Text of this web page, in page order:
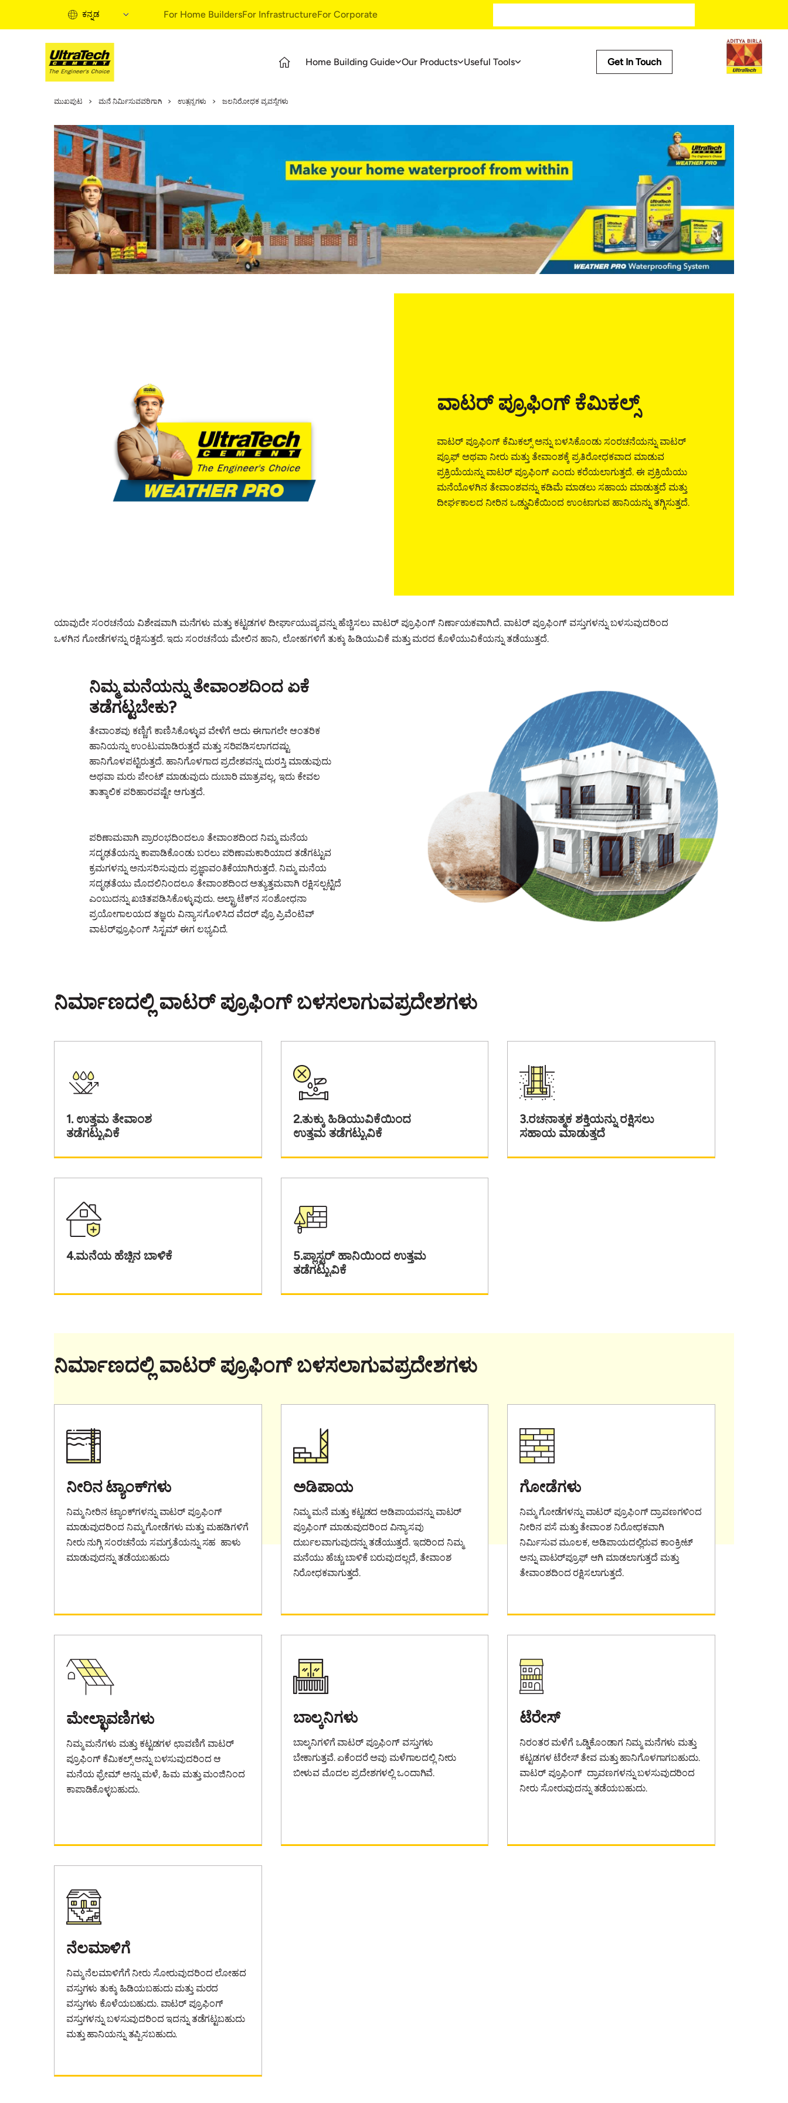
ಕನ್ನಡ For Home BuildersFor InfrastructureFor Corporate
Home Building Guide Our Products Useful Tools
Home Building Basics
Quick Guide
UltraTech Building Solutions
Birla Shakti
EMI Calculator
Get In Touch
ಮುಖಪುಟ ಮನೆ ನಿರ್ಮಿಸುವವರಿಗಾಗಿ ಉತ್ಪನ್ನಗಳು ಜಲನಿರೋಧಕ ವ್ಯವಸ್ಥೆಗಳು
ವಾಟರ್ ಪ್ರೂಫಿಂಗ್ ಕೆಮಿಕಲ್ಸ್
ವಾಟರ್ ಪ್ರೂಫಿಂಗ್ ಕೆಮಿಕಲ್ಸ್ ಅನ್ನು ಬಳಸಿಕೊಂಡು ಸಂರಚನೆಯನ್ನು ವಾಟರ್
ಪ್ರೂಫ್ ಅಥವಾ ನೀರು ಮತ್ತು ತೇವಾಂಶಕ್ಕೆ ಪ್ರತಿರೋಧಕವಾದ ಮಾಡುವ
ಪ್ರಕ್ರಿಯೆಯನ್ನು ವಾಟರ್ ಪ್ರೂಫಿಂಗ್ ಎಂದು ಕರೆಯಲಾಗುತ್ತದೆ. ಈ ಪ್ರಕ್ರಿಯೆಯು
ಮನೆಯೊಳಗಿನ ತೇವಾಂಶವನ್ನು ಕಡಿಮೆ ಮಾಡಲು ಸಹಾಯ ಮಾಡುತ್ತದೆ ಮತ್ತು
ದೀರ್ಘಕಾಲದ ನೀರಿನ ಒಡ್ಡುವಿಕೆಯಿಂದ ಉಂಟಾಗುವ ಹಾನಿಯನ್ನು ತಗ್ಗಿಸುತ್ತದೆ.
ಯಾವುದೇ ಸಂರಚನೆಯ ವಿಶೇಷವಾಗಿ ಮನೆಗಳು ಮತ್ತು ಕಟ್ಟಡಗಳ ದೀರ್ಘಾಯುಷ್ಯವನ್ನು ಹೆಚ್ಚಿಸಲು ವಾಟರ್ ಪ್ರೂಫಿಂಗ್ ನಿರ್ಣಾಯಕವಾಗಿದೆ. ವಾಟರ್ ಪ್ರೂಫಿಂಗ್ ವಸ್ತುಗಳನ್ನು ಬಳಸುವುದರಿಂದ
ಒಳಗಿನ ಗೋಡೆಗಳನ್ನು ರಕ್ಷಿಸುತ್ತದೆ. ಇದು ಸಂರಚನೆಯ ಮೇಲಿನ ಹಾನಿ, ಲೋಹಗಳಿಗೆ ತುಕ್ಕು ಹಿಡಿಯುವಿಕೆ ಮತ್ತು ಮರದ ಕೊಳೆಯುವಿಕೆಯನ್ನು ತಡೆಯುತ್ತದೆ.
ನಿಮ್ಮ ಮನೆಯನ್ನು ತೇವಾಂಶದಿಂದ ಏಕೆ
ತಡೆಗಟ್ಟಬೇಕು?
ತೇವಾಂಶವು ಕಣ್ಣಿಗೆ ಕಾಣಿಸಿಕೊಳ್ಳುವ ವೇಳೆಗೆ ಅದು ಈಗಾಗಲೇ ಆಂತರಿಕ
ಹಾನಿಯನ್ನು ಉಂಟುಮಾಡಿರುತ್ತದೆ ಮತ್ತು ಸರಿಪಡಿಸಲಾಗದಷ್ಟು
ಹಾನಿಗೊಳಪಟ್ಟಿರುತ್ತದೆ. ಹಾನಿಗೊಳಗಾದ ಪ್ರದೇಶವನ್ನು ದುರಸ್ತಿ ಮಾಡುವುದು
ಅಥವಾ ಮರು ಪೇಂಟ್ ಮಾಡುವುದು ದುಬಾರಿ ಮಾತ್ರವಲ್ಲ, ಇದು ಕೇವಲ
ತಾತ್ಕಾಲಿಕ ಪರಿಹಾರವಷ್ಟೇ ಆಗುತ್ತದೆ.
ಪರಿಣಾಮವಾಗಿ ಪ್ರಾರಂಭದಿಂದಲೂ ತೇವಾಂಶದಿಂದ ನಿಮ್ಮ ಮನೆಯ
ಸದೃಢತೆಯನ್ನು ಕಾಪಾಡಿಕೊಂಡು ಬರಲು ಪರಿಣಾಮಕಾರಿಯಾದ ತಡೆಗಟ್ಟುವ
ಕ್ರಮಗಳನ್ನು ಅನುಸರಿಸುವುದು ಪ್ರಜ್ಞಾವಂತಿಕೆಯಾಗಿರುತ್ತದೆ. ನಿಮ್ಮ ಮನೆಯ
ಸದೃಢತೆಯು ಮೊದಲಿನಿಂದಲೂ ತೇವಾಂಶದಿಂದ ಅತ್ಯುತ್ತಮವಾಗಿ ರಕ್ಷಿಸಲ್ಪಟ್ಟಿದೆ
ಎಂಬುದನ್ನು ಖಚಿತಪಡಿಸಿಕೊಳ್ಳುವುದು. ಅಲ್ಟ್ರಾಟೆಕ್‌ನ ಸಂಶೋಧನಾ
ಪ್ರಯೋಗಾಲಯದ ತಜ್ಞರು ವಿನ್ಯಾಸಗೊಳಿಸಿದ ವೆದರ್ ಪ್ರೊ ಪ್ರಿವೆಂಟಿವ್
ವಾಟರ್‌ಫ್ರೂಫಿಂಗ್ ಸಿಸ್ಟಮ್ ಈಗ ಲಭ್ಯವಿದೆ.
ನಿರ್ಮಾಣದಲ್ಲಿ ವಾಟರ್ ಪ್ರೂಫಿಂಗ್‌‌ ಬಳಸಲಾಗುವಪ್ರದೇಶಗಳು
1. ಉತ್ತಮ ತೇವಾಂಶ
ತಡೆಗಟ್ಟುವಿಕೆ
2.ತುಕ್ಕು ಹಿಡಿಯುವಿಕೆಯಿಂದ
ಉತ್ತಮ ತಡೆಗಟ್ಟುವಿಕೆ
3.ರಚನಾತ್ಮಕ ಶಕ್ತಿಯನ್ನು ರಕ್ಷಿಸಲು
ಸಹಾಯ ಮಾಡುತ್ತದೆ
4.ಮನೆಯ ಹೆಚ್ಚಿನ ಬಾಳಿಕೆ
5.ಪ್ಲಾಸ್ಟರ್ ಹಾನಿಯಿಂದ ಉತ್ತಮ
ತಡೆಗಟ್ಟುವಿಕೆ
ನಿರ್ಮಾಣದಲ್ಲಿ ವಾಟರ್ ಪ್ರೂಫಿಂಗ್‌‌ ಬಳಸಲಾಗುವಪ್ರದೇಶಗಳು
ನೀರಿನ ಟ್ಯಾಂಕ್‌ಗಳು
ನಿಮ್ಮ ನೀರಿನ ಟ್ಯಾಂಕ್‌ಗಳನ್ನು ವಾಟರ್ ಪ್ರೂಫಿಂಗ್
ಮಾಡುವುದರಿಂದ ನಿಮ್ಮ ಗೋಡೆಗಳು ಮತ್ತು ಮಹಡಿಗಳಿಗೆ
ನೀರು ನುಗ್ಗಿ ಸಂರಚನೆಯ ಸಮಗ್ರತೆಯನ್ನು ಸಹ ಹಾಳು
ಮಾಡುವುದನ್ನು ತಡೆಯಬಹುದು
ಅಡಿಪಾಯ
ನಿಮ್ಮ ಮನೆ ಮತ್ತು ಕಟ್ಟಡದ ಅಡಿಪಾಯವನ್ನು ವಾಟರ್
ಪ್ರೂಫಿಂಗ್ ಮಾಡುವುದರಿಂದ ವಿನ್ಯಾಸವು
ದುರ್ಬಲವಾಗುವುದನ್ನು ತಡೆಯುತ್ತದೆ. ಇದರಿಂದ ನಿಮ್ಮ
ಮನೆಯು ಹೆಚ್ಚು ಬಾಳಿಕೆ ಬರುವುದಲ್ಲದೆ, ತೇವಾಂಶ
ನಿರೋಧಕವಾಗುತ್ತದೆ.
ಗೋಡೆಗಳು
ನಿಮ್ಮ ಗೋಡೆಗಳನ್ನು ವಾಟರ್ ಪ್ರೂಫಿಂಗ್ ದ್ರಾವಣಗಳಿಂದ
ನೀರಿನ ಪಸೆ ಮತ್ತು ತೇವಾಂಶ ನಿರೋಧಕವಾಗಿ
ನಿರ್ಮಿಸುವ ಮೂಲಕ, ಅಡಿಪಾಯದಲ್ಲಿರುವ ಕಾಂಕ್ರೀಟ್
ಅನ್ನು ವಾಟರ್‌ಪ್ರೂಫ್‌ ಆಗಿ ಮಾಡಲಾಗುತ್ತದೆ ಮತ್ತು
ತೇವಾಂಶದಿಂದ ರಕ್ಷಿಸಲಾಗುತ್ತದೆ.
ಮೇಲ್ಛಾವಣಿಗಳು
ನಿಮ್ಮ ಮನೆಗಳು ಮತ್ತು ಕಟ್ಟಡಗಳ ಛಾವಣಿಗೆ ವಾಟರ್
ಪ್ರೂಫಿಂಗ್ ಕೆಮಿಕಲ್ಸ್ ಅನ್ನು ಬಳಸುವುದರಿಂದ ಆ
ಮನೆಯ ಫ್ರೇಮ್ ಅನ್ನು ಮಳೆ, ಹಿಮ ಮತ್ತು ಮಂಜಿನಿಂದ
ಕಾಪಾಡಿಕೊಳ್ಳಬಹುದು.
ಬಾಲ್ಕನಿಗಳು
ಬಾಲ್ಕನಿಗಳಿಗೆ ವಾಟರ್ ಪ್ರೂಫಿಂಗ್ ವಸ್ತುಗಳು
ಬೇಕಾಗುತ್ತವೆ. ಏಕೆಂದರೆ ಅವು ಮಳೆಗಾಲದಲ್ಲಿ ನೀರು
ಬೀಳುವ ಮೊದಲ ಪ್ರದೇಶಗಳಲ್ಲಿ ಒಂದಾಗಿವೆ.
ಟೆರೇಸ್
ನಿರಂತರ ಮಳೆಗೆ ಒಡ್ಡಿಕೊಂಡಾಗ ನಿಮ್ಮ ಮನೆಗಳು ಮತ್ತು
ಕಟ್ಟಡಗಳ ಟೆರೇಸ್ ತೇವ ಮತ್ತು ಹಾನಿಗೊಳಗಾಗಬಹುದು.
ವಾಟರ್ ಪ್ರೂಫಿಂಗ್ ದ್ರಾವಣಗಳನ್ನು ಬಳಸುವುದರಿಂದ
ನೀರು ಸೋರುವುದನ್ನು ತಡೆಯಬಹುದು.
ನೆಲಮಾಳಿಗೆ
ನಿಮ್ಮ ನೆಲಮಾಳಿಗೆಗೆ ನೀರು ಸೋರುವುದರಿಂದ ಲೋಹದ
ವಸ್ತುಗಳು ತುಕ್ಕು ಹಿಡಿಯಬಹುದು ಮತ್ತು ಮರದ
ವಸ್ತುಗಳು ಕೊಳೆಯಬಹುದು. ವಾಟರ್ ಪ್ರೂಫಿಂಗ್
ವಸ್ತುಗಳನ್ನು ಬಳಸುವುದರಿಂದ ಇದನ್ನು ತಡೆಗಟ್ಟಬಹುದು
ಮತ್ತು ಹಾನಿಯನ್ನು ತಪ್ಪಿಸಬಹುದು.